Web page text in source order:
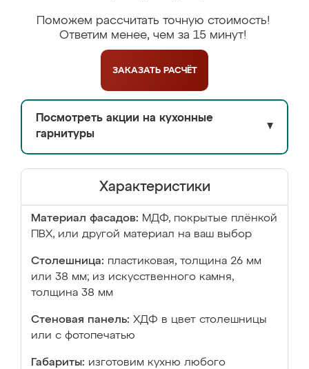
Поможем рассчитать точную стоимость!
Ответим менее, чем за 15 минут!
ЗАКАЗАТЬ РАСЧЁТ
Посмотреть акции на кухонные
гарнитуры
▼
Характеристики
Материал фасадов: МДФ, покрытые плёнкой
ПВХ, или другой материал на ваш выбор
Столешница: пластиковая, толщина 26 мм
или 38 мм; из искусственного камня,
толщина 38 мм
Стеновая панель: ХДФ в цвет столешницы
или с фотопечатью
Габариты: изготовим кухню любого